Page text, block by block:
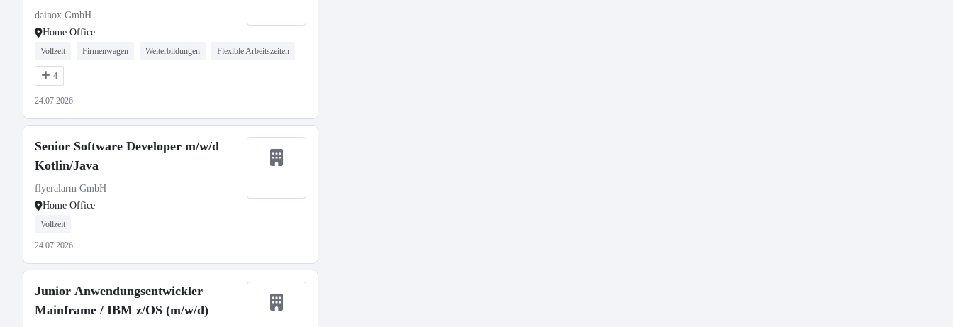
dainox GmbH
Home Office
Vollzeit Firmenwagen Weiterbildungen Flexible Arbeitszeiten
4
24.07.2026
Senior Software Developer m/w/d
Kotlin/Java
flyeralarm GmbH
Home Office
Vollzeit
24.07.2026
Junior Anwendungsentwickler
Mainframe / IBM z/OS (m/w/d)